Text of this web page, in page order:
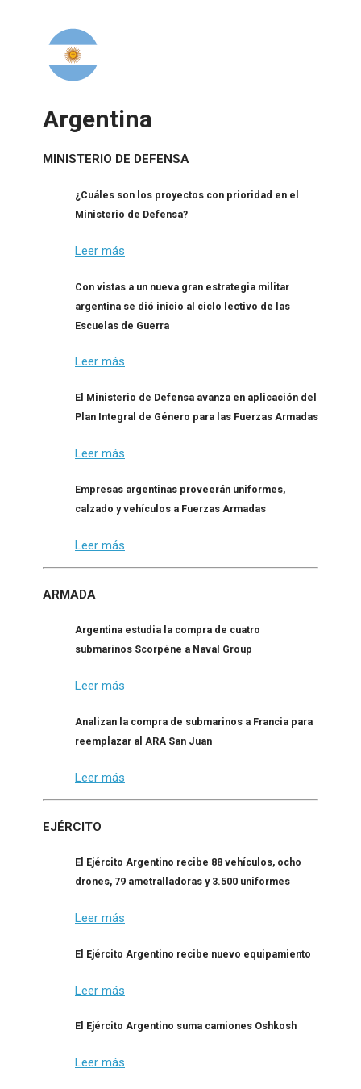
Argentina
MINISTERIO DE DEFENSA
¿Cuáles son los proyectos con prioridad en el
Ministerio de Defensa?
Leer más
Con vistas a un nueva gran estrategia militar
argentina se dió inicio al ciclo lectivo de las
Escuelas de Guerra
Leer más
El Ministerio de Defensa avanza en aplicación del
Plan Integral de Género para las Fuerzas Armadas
Leer más
Empresas argentinas proveerán uniformes,
calzado y vehículos a Fuerzas Armadas
Leer más
ARMADA
Argentina estudia la compra de cuatro
submarinos Scorpène a Naval Group
Leer más
Analizan la compra de submarinos a Francia para
reemplazar al ARA San Juan
Leer más
EJÉRCITO
El Ejército Argentino recibe 88 vehículos, ocho
drones, 79 ametralladoras y 3.500 uniformes
Leer más
El Ejército Argentino recibe nuevo equipamiento
Leer más
El Ejército Argentino suma camiones Oshkosh
Leer más